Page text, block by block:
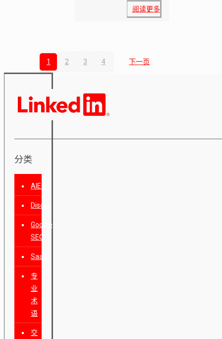
阅读更多
1 2 3 4 下一页
分类
AIEO
Discuz
Google
SEO
SaaS
专
业
术
语
交